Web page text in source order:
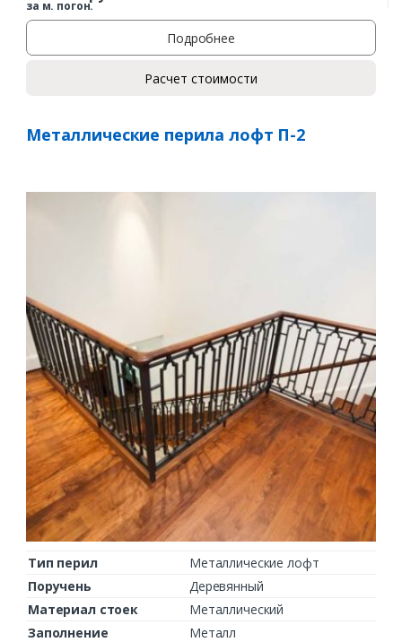
за м. погон.
Подробнее
Расчет стоимости
Металлические перила лофт П-2
Тип перил
Металлические лофт
Поручень
Деревянный
Материал стоек
Металлический
Заполнение
Металл